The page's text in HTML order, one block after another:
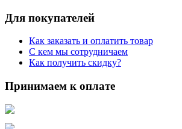
Для покупателей
Как заказать и оплатить товар
С кем мы сотрудничаем
Как получить скидку?
Принимаем к оплате